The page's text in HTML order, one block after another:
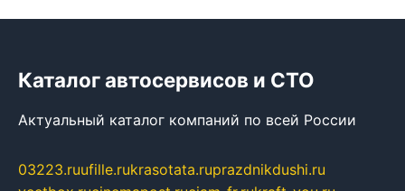
Каталог автосервисов и СТО
Актуальный каталог компаний по всей России
03223.ruufille.rukrasotata.ruprazdnikdushi.ru